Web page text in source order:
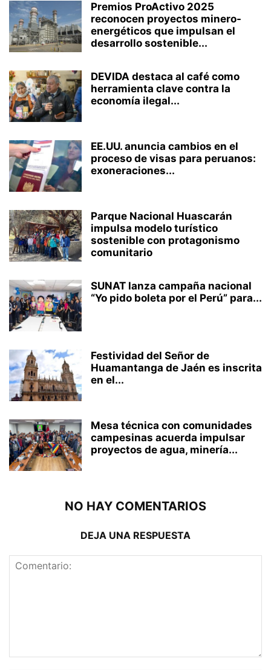
Premios ProActivo 2025
reconocen proyectos minero-
energéticos que impulsan el
desarrollo sostenible...
DEVIDA destaca al café como
herramienta clave contra la
economía ilegal...
EE.UU. anuncia cambios en el
proceso de visas para peruanos:
exoneraciones...
Parque Nacional Huascarán
impulsa modelo turístico
sostenible con protagonismo
comunitario
SUNAT lanza campaña nacional
“Yo pido boleta por el Perú” para...
Festividad del Señor de
Huamantanga de Jaén es inscrita
en el...
Mesa técnica con comunidades
campesinas acuerda impulsar
proyectos de agua, minería...
NO HAY COMENTARIOS
DEJA UNA RESPUESTA